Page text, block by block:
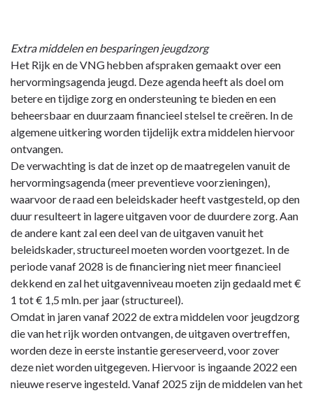
Extra middelen en besparingen jeugdzorg
Het Rijk en de VNG hebben afspraken gemaakt over een
hervormingsagenda jeugd. Deze agenda heeft als doel om
betere en tijdige zorg en ondersteuning te bieden en een
beheersbaar en duurzaam financieel stelsel te creëren. In de
algemene uitkering worden tijdelijk extra middelen hiervoor
ontvangen.
De verwachting is dat de inzet op de maatregelen vanuit de
hervormingsagenda (meer preventieve voorzieningen),
waarvoor de raad een beleidskader heeft vastgesteld, op den
duur resulteert in lagere uitgaven voor de duurdere zorg. Aan
de andere kant zal een deel van de uitgaven vanuit het
beleidskader, structureel moeten worden voortgezet. In de
periode vanaf 2028 is de financiering niet meer financieel
dekkend en zal het uitgavenniveau moeten zijn gedaald met €
1 tot € 1,5 mln. per jaar (structureel).
Omdat in jaren vanaf 2022 de extra middelen voor jeugdzorg
die van het rijk worden ontvangen, de uitgaven overtreffen,
worden deze in eerste instantie gereserveerd, voor zover
deze niet worden uitgegeven. Hiervoor is ingaande 2022 een
nieuwe reserve ingesteld. Vanaf 2025 zijn de middelen van het